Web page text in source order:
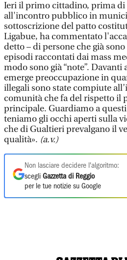
Ieri il primo cittadino, prima di
all'incontro pubblico in
sottoscrizione del patto
Ligabue, ha commentato
detto – di persone che già
episodi raccontati dai mass
modo sono già “note”.
emerge preoccupazione in
illegali sono state compiute
comunità che fa del rispetto il
principale. Guardiamo a
teniamo gli occhi aperti sulla
che di Gualtieri prevalgano il
qualità». (a.v.)
Non lasciare decidere l'algoritmo:
scegli Gazzetta di Reggio
per le tue notizie su Google